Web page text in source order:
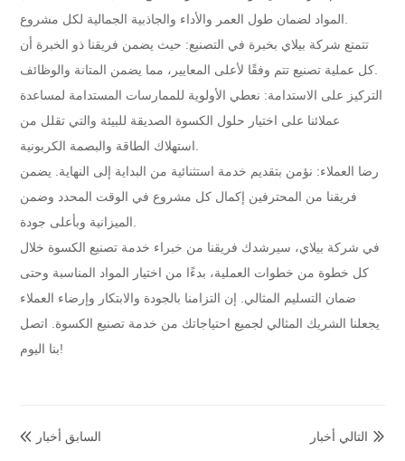
تتمتع شركة بيلاي بخبرة في التصنيع: حيث يضمن فريقنا ذو الخبرة أن
التركيز على الاستدامة: نعطي الأولوية للممارسات المستدامة لمساعدة
عملائنا على اختيار حلول الكسوة الصديقة للبيئة والتي تقلل من
رضا العملاء: نؤمن بتقديم خدمة استثنائية من البداية إلى النهاية. يضمن
فريقنا من المحترفين إكمال كل مشروع في الوقت المحدد وضمن
في شركة بيلاي، سيرشدك فريقنا من خبراء خدمة تصنيع الكسوة خلال
كل خطوة من خطوات العملية، بدءًا من اختيار المواد المناسبة وحتى
ضمان التسليم المثالي. إن التزامنا بالجودة والابتكار وإرضاء العملاء
يجعلنا الشريك المثالي لجميع احتياجاتك من خدمة تصنيع الكسوة. اتصل
بنا اليوم!
 السابق أخبار  التالي أخبار